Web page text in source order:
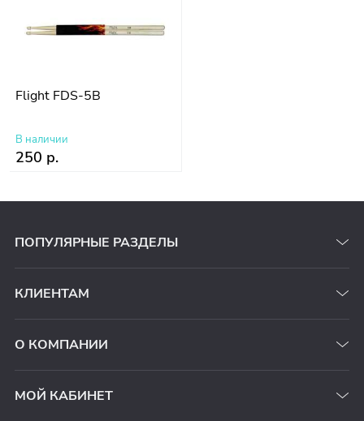
Flight FDS-5B
В наличии
250 р.
ПОПУЛЯРНЫЕ РАЗДЕЛЫ
КЛИЕНТАМ
О КОМПАНИИ
МОЙ КАБИНЕТ